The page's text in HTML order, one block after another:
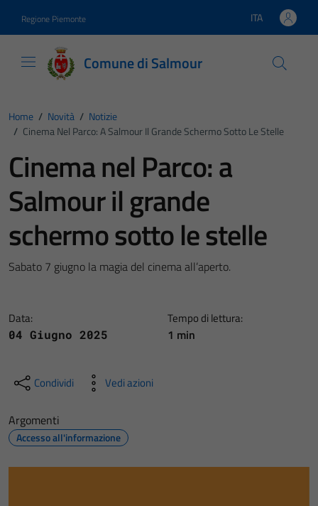
Regione Piemonte Lingua attiva:
ITA
Comune di Salmour
Home / Novità / Notizie
/ Cinema Nel Parco: A Salmour Il Grande Schermo Sotto Le Stelle
Cinema nel Parco: a
Salmour il grande
schermo sotto le stelle
Sabato 7 giugno la magia del cinema all’aperto.
Data:
04 Giugno 2025
Tempo di lettura:
1 min
Condividi Vedi azioni
Argomenti
Accesso all'informazione